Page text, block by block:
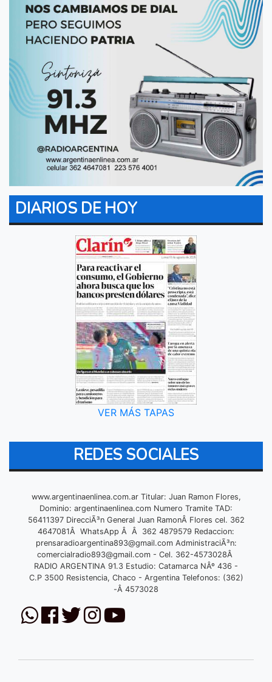
DIARIOS DE HOY
VER MÁS TAPAS
REDES SOCIALES
www.argentinaenlinea.com.ar Titular: Juan Ramon Flores,
Dominio: argentinaenlinea.com Numero Tramite TAD:
56411397 DirecciÃ³n General Juan RamonÂ Flores cel. 362
4647081Â WhatsApp Â Â 362 4879579 Redaccion:
prensaradioargentina893@gmail.comAdministraciÃ³n:
comercialradio893@gmail.com - Cel. 362-4573028Â
RADIO ARGENTINA 91.3 Estudio: Catamarca NÂº 436 -
C.P 3500 Resistencia, Chaco - Argentina Telefonos: (362)
-Â 4573028